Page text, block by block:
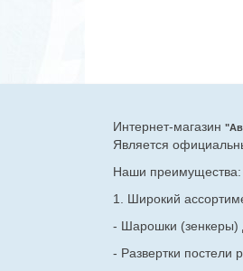
Интернет-магазин
Является
Наши преимущества:
1. Широкий
- Шарошки (зенкеры)
- Развертки постели